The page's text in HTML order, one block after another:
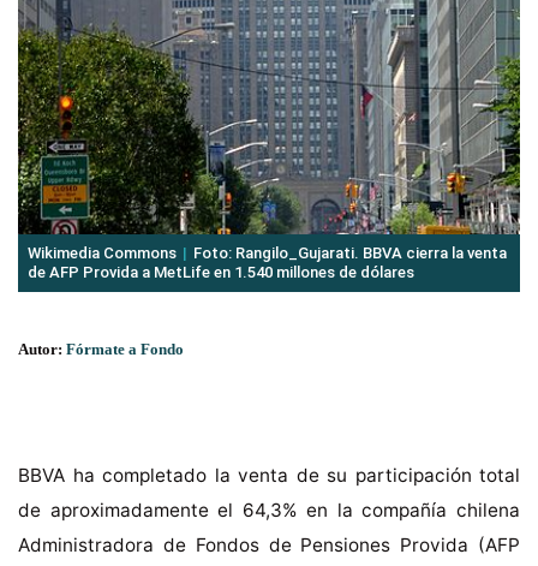
Wikimedia Commons
Foto: Rangilo_Gujarati. BBVA cierra la venta
de AFP Provida a MetLife en 1.540 millones de dólares
Autor: Fórmate a Fondo
BBVA ha completado la venta de su participación total
de aproximadamente el 64,3% en la compañía chilena
Administradora de Fondos de Pensiones Provida (AFP